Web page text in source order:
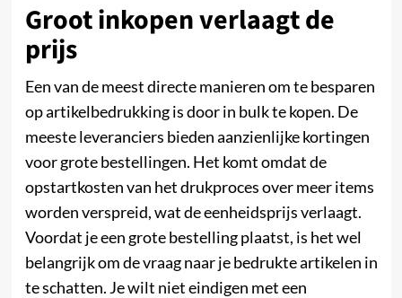
Groot inkopen verlaagt de
prijs
Een van de meest directe manieren om te besparen
op artikelbedrukking is door in bulk te kopen. De
meeste leveranciers bieden aanzienlijke kortingen
voor grote bestellingen. Het komt omdat de
opstartkosten van het drukproces over meer items
worden verspreid, wat de eenheidsprijs verlaagt.
Voordat je een grote bestelling plaatst, is het wel
belangrijk om de vraag naar je bedrukte artikelen in
te schatten. Je wilt niet eindigen met een